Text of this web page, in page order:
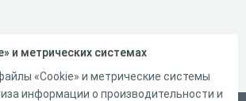
и метрических системах
«Cookie» и метрические системы
информации о производительности и